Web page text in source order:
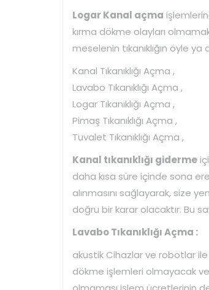
Logar Kanal açma
kırma dökme olayları
meselenin tıkanıklığın öyle
Kanal Tıkanıklığı Açma ,
Lavabo Tıkanıklığı Açma ,
Logar Tıkanıklığı Açma ,
Pimaş Tıkanıklığı Açma ,
Tuvalet Tıkanıklığı Açma ,
Kanal tıkanıklığı giderme
daha kısa süre içinde sona
alınmasını sağlayarak, size
doğru bir karar olacaktır. Bu
Lavabo Tıkanıklığı Açma :
akustik Cihazlar ve robotlar ile
dökme işlemleri olmayacak